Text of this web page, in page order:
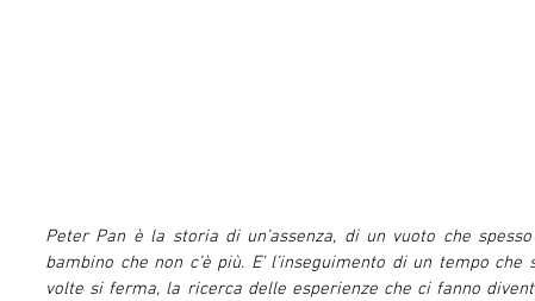
Peter Pan è la storia di un’assenza, di un vuoto che
bambino che non c’è più. E’ l’inseguimento di un tempo
volte si ferma, la ricerca delle esperienze che ci fanno